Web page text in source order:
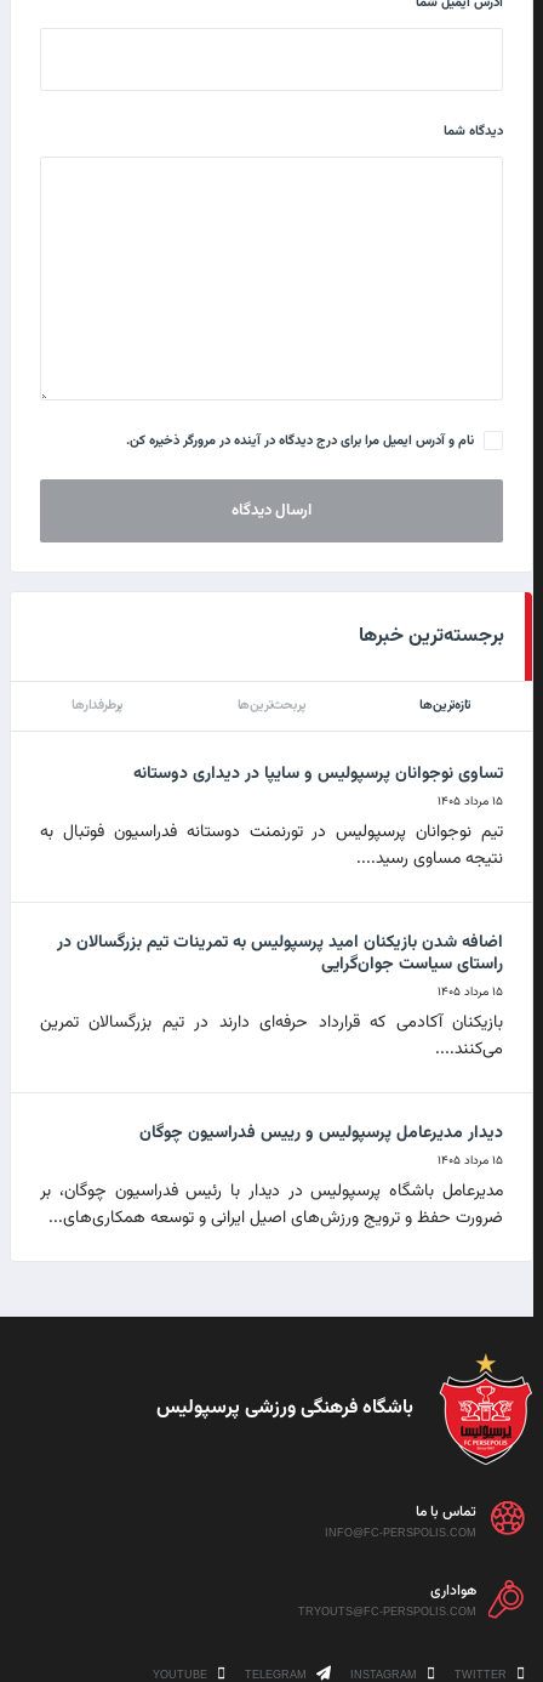
دیدگاه شما
نام و آدرس ایمیل مرا برای درج دیدگاه در آینده در مرورگر ذخیره کن.
برجسته‌ترین خبرها
تازه‌ترین‌ها پربحث‌ترین‌ها پرطرفدارها
تساوی نوجوانان پرسپولیس و سایپا در دیداری دوستانه
۱۵ مرداد ۱۴۰۵
تیم نوجوانان پرسپولیس در تورنمنت دوستانه فدراسیون فوتبال به
نتیجه مساوی رسید....
اضافه شدن بازیکنان امید پرسپولیس به تمرینات تیم بزرگسالان در
راستای سیاست جوان‌گرایی
۱۵ مرداد ۱۴۰۵
بازیکنان آکادمی که قرارداد حرفه‌ای دارند در تیم بزرگسالان تمرین
می‌کنند....
دیدار مدیرعامل پرسپولیس و رییس فدراسیون چوگان
۱۵ مرداد ۱۴۰۵
مدیرعامل باشگاه پرسپولیس در دیدار با رئیس فدراسیون چوگان، بر
ضرورت حفظ و ترویج ورزش‌های اصیل ایرانی و توسعه همکاری‌های...
باشگاه فرهنگی ورزشی پرسپولیس
تماس با ما
INFO@FC-PERSPOLIS.COM
هواداری
TRYOUTS@FC-PERSPOLIS.COM